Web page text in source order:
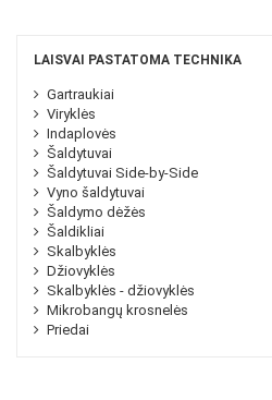
LAISVAI PASTATOMA TECHNIKA
Gartraukiai
Viryklės
Indaplovės
Šaldytuvai
Šaldytuvai Side-by-Side
Vyno šaldytuvai
Šaldymo dėžės
Šaldikliai
Skalbyklės
Džiovyklės
Skalbyklės - džiovyklės
Mikrobangų krosnelės
Priedai